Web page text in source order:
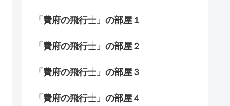
「費府の飛行士」の部屋１
「費府の飛行士」の部屋２
「費府の飛行士」の部屋３
「費府の飛行士」の部屋４